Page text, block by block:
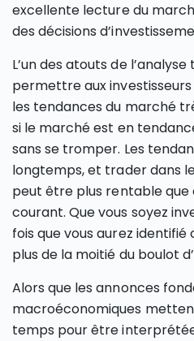
excellente lecture du
des décisions
L’un des atouts de
permettre aux
les tendances du marché
si le marché est en
sans se tromper. Les
longtemps, et trader dans
peut être plus rentable que
courant. Que vous soyez
fois que vous aurez
plus de la moitié du boulot
Alors que les annonces
macroéconomiques
temps pour être